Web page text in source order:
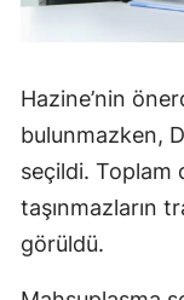
Hazine’nin
bulunmazken,
seçildi. Toplam
taşınmazların
görüldü.